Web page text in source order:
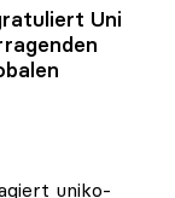
Uni
uniko-